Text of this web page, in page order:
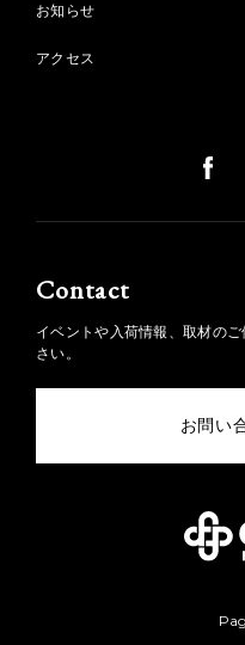
お知らせ
アクセス
Contact
イベントや入荷情報、取材の
さい。
お問い